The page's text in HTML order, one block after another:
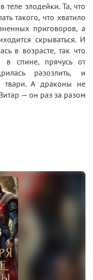
теле злодейки. Та, что
такого, что хватило
приговоров, а
скрываться. И
в возрасте, так что
спине, прячусь от
разозлить, и
твари. А драконы не
— он раз за разом